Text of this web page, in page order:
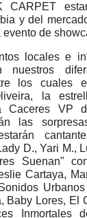
CARPET
y del
de
locales e
nuestros
los cuales
la
Caceres VP
las
D., Yari M.,
Suenan"
Cartaya,
Baby Lores, El
Inmortales